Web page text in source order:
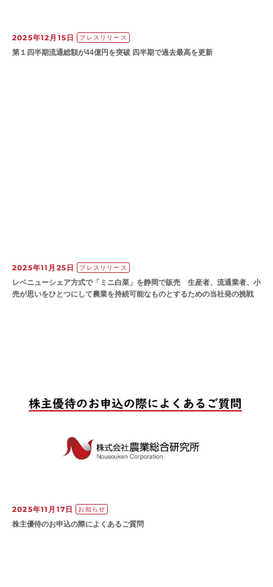
2025年12月15日 プレスリリース
第１四半期流通総額が44億円を突破 四半期で過去最高を更新
2025年11月25日 プレスリリース
レベニューシェア方式で「ミニ白菜」を静岡で販売 生産者、流通業者、小
売が思いをひとつにして農業を持続可能なものとするための当社発の挑戦
2025年11月17日 お知らせ
株主優待のお申込の際によくあるご質問